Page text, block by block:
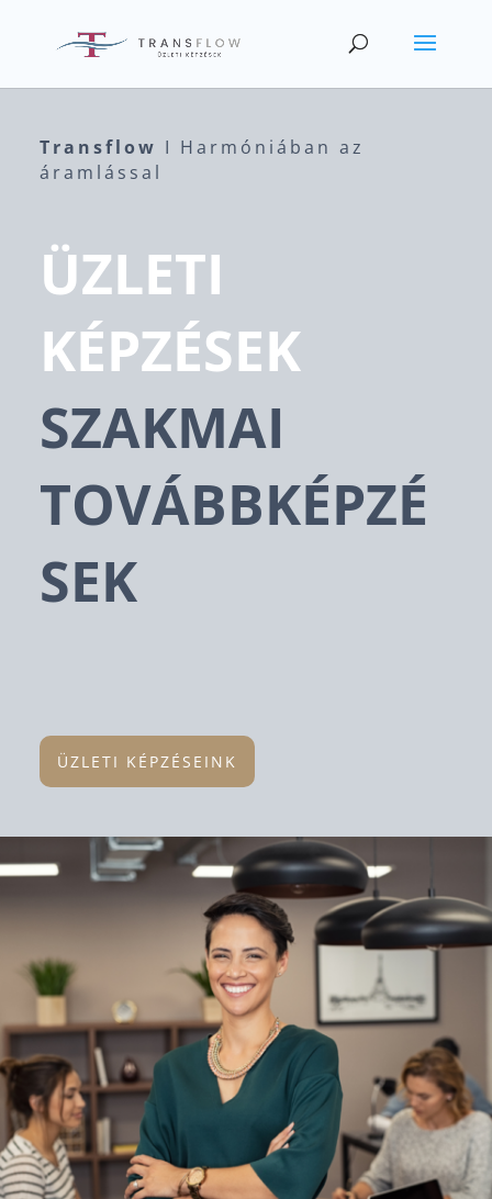
Transflow I Harmóniában az
áramlással
ÜZLETI
KÉPZÉSEK
SZAKMAI
TOVÁBBKÉPZÉ
SEK
ÜZLETI KÉPZÉSEINK